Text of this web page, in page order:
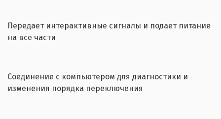
Передает интерактивные сигналы и подает питание
на все части
Соединение с компьютером для диагностики и
изменения порядка переключения